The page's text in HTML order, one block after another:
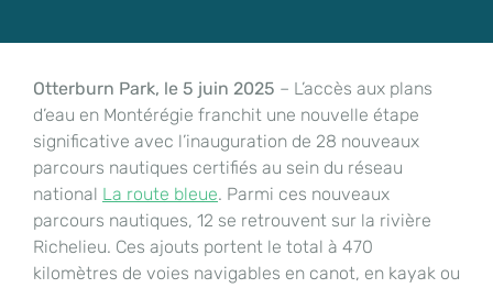
Otterburn Park, le 5 juin 2025 – L’accès aux plans
d’eau en Montérégie franchit une nouvelle étape
significative avec l’inauguration de 28 nouveaux
parcours nautiques certifiés au sein du réseau
national La route bleue. Parmi ces nouveaux
parcours nautiques, 12 se retrouvent sur la rivière
Richelieu. Ces ajouts portent le total à 470
kilomètres de voies navigables en canot, en kayak ou